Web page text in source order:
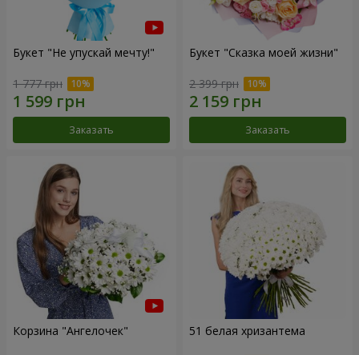
Букет "Не упускай мечту!"
1 777 грн
Заказать
Букет "Сказка моей жизни"
2 399 грн
Заказать
Корзина "Ангелочек" 51 белая хризантема